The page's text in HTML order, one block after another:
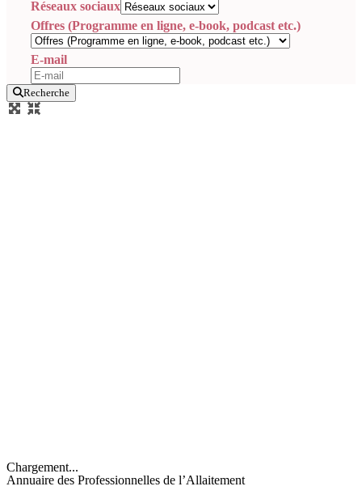
Réseaux sociaux
Offres (Programme en ligne, e-book, podcast etc.)
E-mail
Recherche
Chargement...
Annuaire des Professionnelles de l’Allaitement